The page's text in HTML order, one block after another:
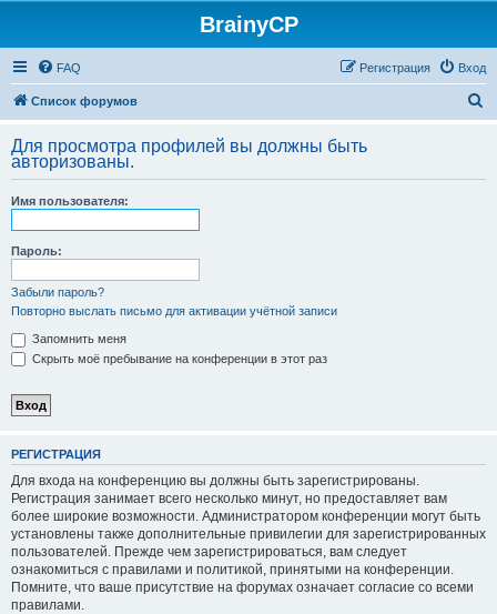
BrainyCP
FAQ Вход
Регистрация
Список форумов
с
Для просмотра профилей вы должны быть
авторизованы.
Имя пользователя:
Пароль:
Забыли пароль?
Повторно выслать письмо для активации учётной записи
Запомнить меня
Скрыть моё пребывание на конференции в этот раз
РЕГИСТРАЦИЯ
Для входа на конференцию вы должны быть зарегистрированы.
Регистрация занимает всего несколько минут, но предоставляет вам
более широкие возможности. Администратором конференции могут быть
установлены также дополнительные привилегии для зарегистрированных
пользователей. Прежде чем зарегистрироваться, вам следует
ознакомиться с правилами и политикой, принятыми на конференции.
Помните, что ваше присутствие на форумах означает согласие со всеми
правилами.